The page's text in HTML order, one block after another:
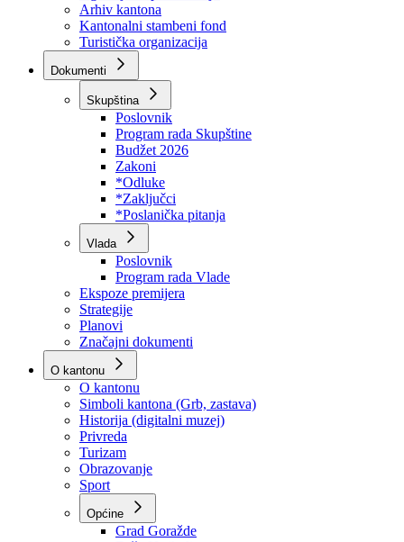
BPK šume
RTV BPK
Agencija za privatizaciju
Arhiv kantona
Kantonalni stambeni fond
Turistička organizacija
Dokumenti
Skupština
Poslovnik
Program rada Skupštine
Budžet 2026
Zakoni
*Odluke
*Zaključci
*Poslanička pitanja
Vlada
Poslovnik
Program rada Vlade
Ekspoze premijera
Strategije
Planovi
Značajni dokumenti
O kantonu
O kantonu
Simboli kantona (Grb, zastava)
Historija (digitalni muzej)
Privreda
Turizam
Obrazovanje
Sport